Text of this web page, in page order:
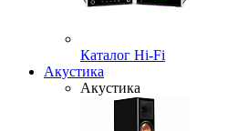
Каталог Hi-Fi
Акустика
Акустика